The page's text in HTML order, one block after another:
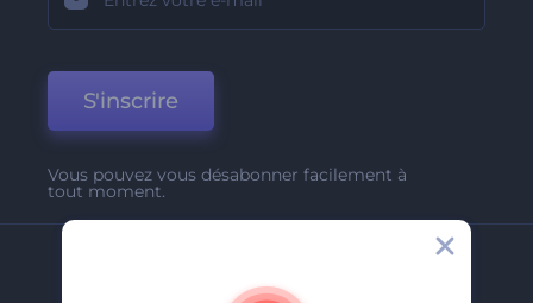
S'inscrire
Vous pouvez vous désabonner facilement à
tout moment.